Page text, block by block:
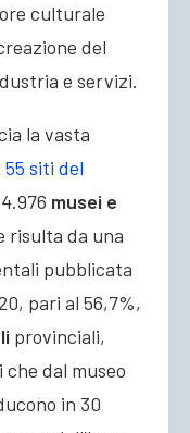
culturale
del
e servizi.
la vasta
55 siti del
musei e
risulta da una
pubblicata
pari al 56,7%,
provinciali,
dal museo
in 30